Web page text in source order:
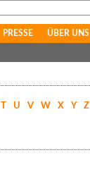
PRESSE ÜBER UNS
T U V W X Y Z